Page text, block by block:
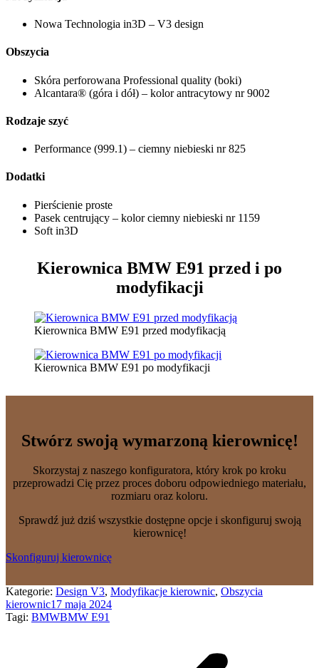
Nowa Technologia in3D – V3 design
Obszycia
Skóra perforowana Professional quality (boki)
Alcantara® (góra i dół) – kolor antracytowy nr 9002
Rodzaje szyć
Performance (999.1) – ciemny niebieski nr 825
Dodatki
Pierścienie proste
Pasek centrujący – kolor ciemny niebieski nr 1159
Soft in3D
Kierownica BMW E91 przed i po
modyfikacji
Kierownica BMW E91 przed modyfikacją
Kierownica BMW E91 po modyfikacji
Stwórz swoją wymarzoną kierownicę!
Skorzystaj z naszego konfiguratora, który krok po kroku
przeprowadzi Cię przez proces doboru odpowiedniego materiału,
rozmiaru oraz koloru.
Sprawdź już dziś wszystkie dostępne opcje i skonfiguruj swoją
kierownicę!
Skonfiguruj kierownicę
Kategorie: Design V3, Modyfikacje kierownic, Obszycia
kierownic17 maja 2024
Tagi: BMWBMW E91